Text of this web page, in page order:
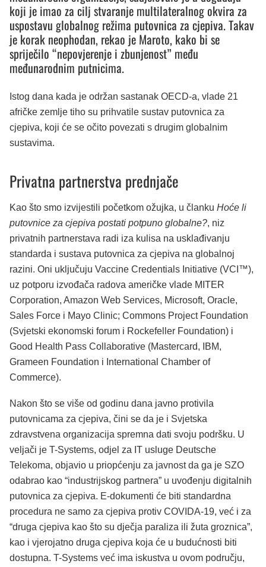
koji je imao za cilj stvaranje multilateralnog okvira za
uspostavu globalnog režima putovnica za cjepiva. Takav
je korak neophodan, rekao je Maroto, kako bi se
spriječilo “nepovjerenje i zbunjenost” među
međunarodnim putnicima.
Istog dana kada je održan sastanak OECD-a, vlade 21
afričke zemlje tiho su prihvatile sustav putovnica za
cjepiva, koji će se očito povezati s drugim globalnim
sustavima.
Privatna partnerstva prednjače
Kao što smo izvijestili početkom ožujka, u članku Hoće li
putovnice za cjepiva postati potpuno globalne?, niz
privatnih partnerstava radi iza kulisa na usklađivanju
standarda i sustava putovnica za cjepiva na globalnoj
razini. Oni uključuju Vaccine Credentials Initiative (VCI™),
uz potporu izvođača radova američke vlade MITER
Corporation, Amazon Web Services, Microsoft, Oracle,
Sales Force i Mayo Clinic; Commons Project Foundation
(Svjetski ekonomski forum i Rockefeller Foundation) i
Good Health Pass Collaborative (Mastercard, IBM,
Grameen Foundation i International Chamber of
Commerce).
Nakon što se više od godinu dana javno protivila
putovnicama za cjepiva, čini se da je i Svjetska
zdravstvena organizacija spremna dati svoju podršku. U
veljači je T-Systems, odjel za IT usluge Deutsche
Telekoma, objavio u priopćenju za javnost da ga je SZO
odabrao kao “industrijskog partnera” u uvođenju digitalnih
putovnica za cjepiva. E-dokumenti će biti standardna
procedura ne samo za cjepiva protiv COVIDA-19, već i za
“druga cjepiva kao što su dječja paraliza ili žuta groznica”,
kao i vjerojatno druga cjepiva koja će u budućnosti biti
dostupna. T-Systems već ima iskustva u ovom području,